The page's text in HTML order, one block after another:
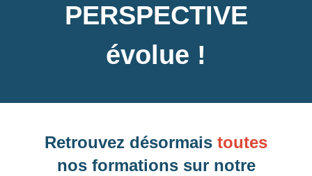
Dates des prochaines sessions à
Aulnay-sous-Bois, 93 (Seine-Saint-
Denis)
PERSPECTIVE
évolue !
Retrouvez désormais toutes
nos formations sur notre